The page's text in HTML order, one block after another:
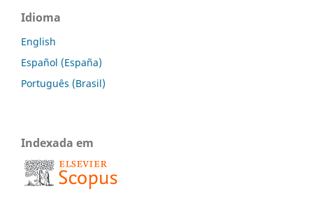
Idioma
English
Español (España)
Português (Brasil)
Indexada em